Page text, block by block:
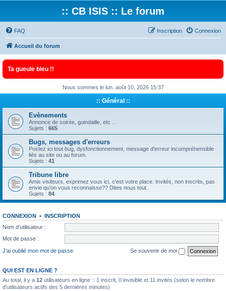
:: CB ISIS :: Le forum
FAQ Connexion
Inscription
Accueil du forum
Ta gueule bleu !!
Nous sommes le lun. août 10, 2026 15:37
:: Général ::
Evènements
Annonce de soirée, guindaille, etc ...
Sujets : 665
Bugs, messages d'erreurs
Postez ici tout bug, dysfonctionnement, message d'erreur incompréhensible
liés au site ou au forum.
Sujets : 41
Tribune libre
Amis visiteurs, exprimez vous ici, c'est votre place. Invités, non inscrits, pas
envie qu'on vous reconnaisse?? Dites nous tout.
Sujets : 84
CONNEXION • INSCRIPTION
Nom d’utilisateur :
Mot de passe :
J’ai oublié mon mot de passe
Se souvenir de moi
QUI EST EN LIGNE ?
Au total, il y a 12 utilisateurs en ligne :: 1 inscrit, 0 invisible et 11 invités (selon le nombre
d’utilisateurs actifs des 5 dernières minutes)